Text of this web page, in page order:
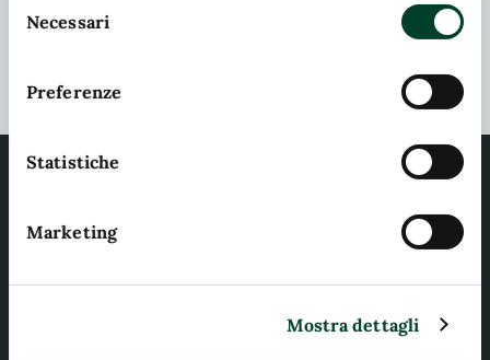
preferenze cliccando l'apposita icona posizionata
in basso a sinistra; per maggiori informazioni
sull'apposito link presente nel footer del sito.
delNecessari
Preferenze
Statistiche
Marketing
Mostra dettagli